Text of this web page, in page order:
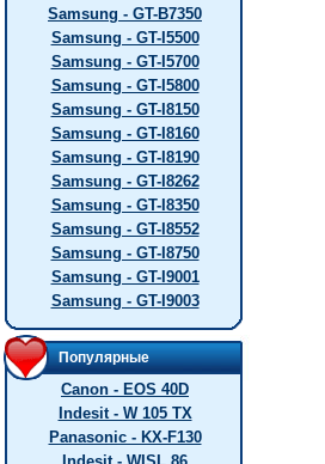
Samsung - GT-B7350
Samsung - GT-I5500
Samsung - GT-I5700
Samsung - GT-I5800
Samsung - GT-I8150
Samsung - GT-I8160
Samsung - GT-I8190
Samsung - GT-I8262
Samsung - GT-I8350
Samsung - GT-I8552
Samsung - GT-I8750
Samsung - GT-I9001
Samsung - GT-I9003
Популярные
Canon - EOS 40D
Indesit - W 105 TX
Panasonic - KX-F130